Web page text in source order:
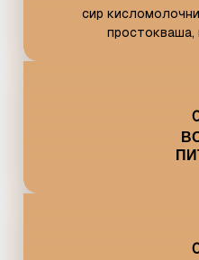
сир
простокваша,